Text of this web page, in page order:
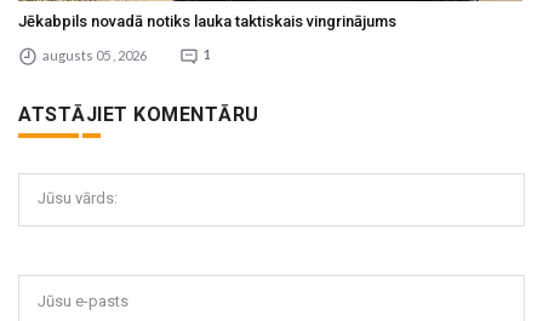
Jēkabpils novadā notiks lauka taktiskais vingrinājums
augusts 05 , 2026 1
ATSTĀJIET KOMENTĀRU
Jūsu vārds:
Jūsu e-pasts